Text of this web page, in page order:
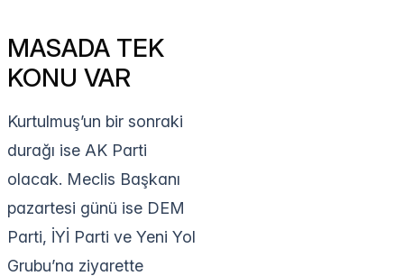
MASADA TEK
KONU VAR
Kurtulmuş’un bir sonraki
durağı ise AK Parti
olacak. Meclis Başkanı
pazartesi günü ise DEM
Parti, İYİ Parti ve Yeni Yol
Grubu’na ziyarette